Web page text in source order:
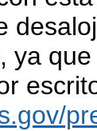
ya